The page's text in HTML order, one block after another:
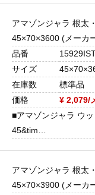
アマゾンジャラ 根太
45×70×3600 (メーカ
品番
サイズ
在庫数
標準品
価格
¥ 2,079/
■アマゾンジャラ ウ
45&tim…
アマゾンジャラ 根太
45×70×3900 (メーカ